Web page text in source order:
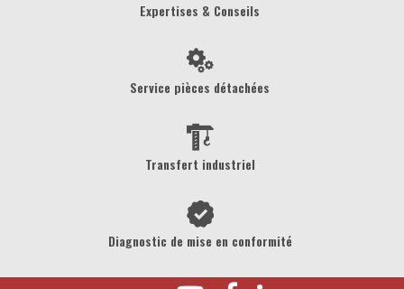
Expertises & Conseils
Service pièces détachées
Transfert industriel
Diagnostic de mise en conformité